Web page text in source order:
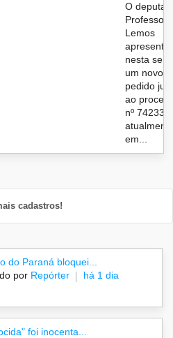
O
Professor
Lemos
nesta
um novo
pedido
ao
nº
em...
cadastros!
do Paraná bloquei...
por Repórter há 1 dia
foi inocenta...